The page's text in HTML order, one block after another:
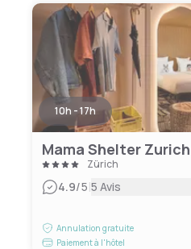
10h - 17h
Mama Shelter Zurich
Zürich
4.9/5|5 Avis
Annulation gratuite
Paiement à l'hôtel